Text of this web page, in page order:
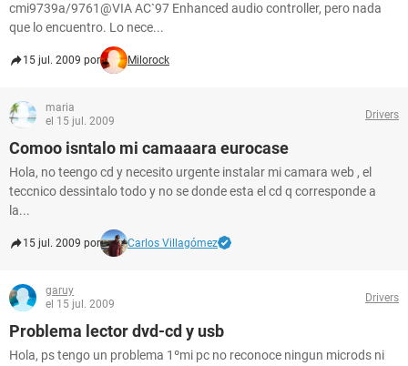
cmi9739a/9761@VIA AC`97 Enhanced audio controller, pero nada
que lo encuentro. Lo nece...
15 jul. 2009 por Milorock
maria
el 15 jul. 2009
Drivers
Comoo isntalo mi camaaara eurocase
Hola, no teengo cd y necesito urgente instalar mi camara web , el
teccnico dessintalo todo y no se donde esta el cd q corresponde a
la...
15 jul. 2009 por Carlos Villagómez
garuy
el 15 jul. 2009
Drivers
Problema lector dvd-cd y usb
Hola, ps tengo un problema 1ºmi pc no reconoce ningun microds ni